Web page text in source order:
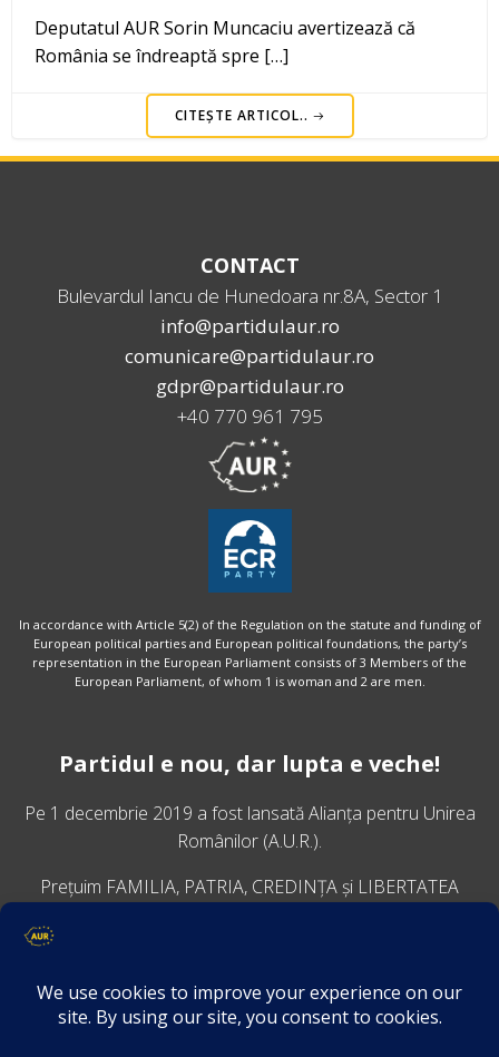
Deputatul AUR Sorin Muncaciu avertizează că
România se îndreaptă spre […]
CITEȘTE ARTICOL..
CONTACT
Bulevardul Iancu de Hunedoara nr.8A, Sector 1
info@partidulaur.ro
comunicare@partidulaur.ro
gdpr@partidulaur.ro
+40 770 961 795
In accordance with Article 5(2) of the Regulation on the statute and funding of
European political parties and European political foundations, the party’s
representation in the European Parliament consists of 3 Members of the
European Parliament, of whom 1 is woman and 2 are men.
Partidul e nou, dar lupta e veche!
Pe 1 decembrie 2019 a fost lansatăAlianța pentru Unirea
Românilor (A.U.R.).
Prețuim FAMILIA, PATRIA, CREDINȚA și LIBERTATEA
VINO ALĂTURI DE NOI